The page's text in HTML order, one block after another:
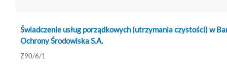
Świadczenie usług porządkowych (utrzymania czystości) w
Ochrony Środowiska S.A.
Z90/6/1